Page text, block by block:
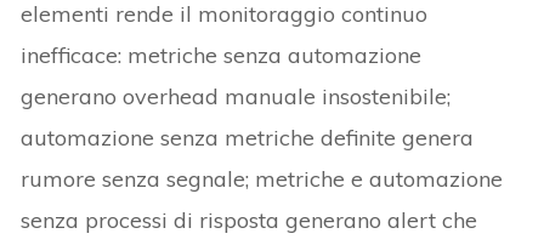
elementi rende il monitoraggio continuo
inefficace: metriche senza automazione
generano overhead manuale insostenibile;
automazione senza metriche definite genera
rumore senza segnale; metriche e automazione
senza processi di risposta generano alert che